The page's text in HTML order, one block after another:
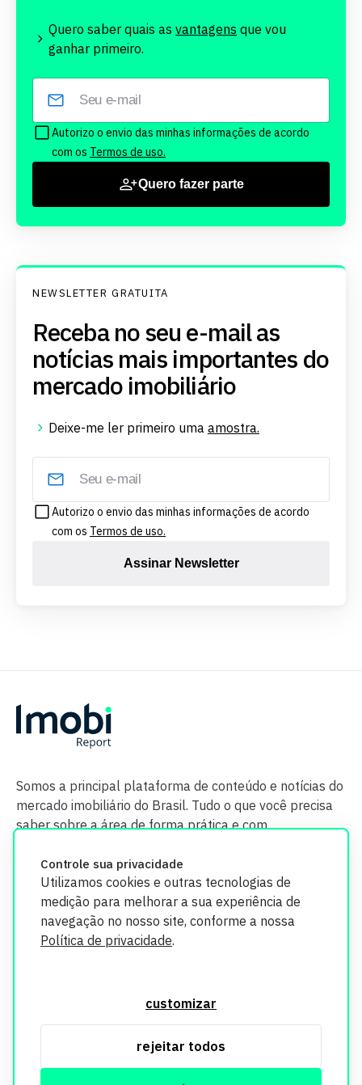
Controle sua privacidade
Utilizamos cookies e outras tecnologias de
medição para melhorar a sua experiência de
navegação no nosso site, conforme a nossa
Política de privacidade.
customizar
rejeitar todos
Quero saber quais as vantagens que vou
ganhar primeiro.
Autorizo o envio das minhas informações de acordo
com os Termos de uso.
Quero fazer parte
NEWSLETTER GRATUITA
Receba no seu e-mail as
notícias mais importantes do
mercado imobiliário
Deixe-me ler primeiro uma amostra.
Autorizo o envio das minhas informações de acordo
com os Termos de uso.
Assinar Newsletter
Somos a principal plataforma de conteúdo e notícias do
mercado imobiliário do Brasil. Tudo o que você precisa
saber sobre a área de forma prática e com
segurança. Todos os dados coletados em nosso site são
utilizados exclusivamente para fins de aprimoramento de
informações, consulte nossa Política de Privacidade.